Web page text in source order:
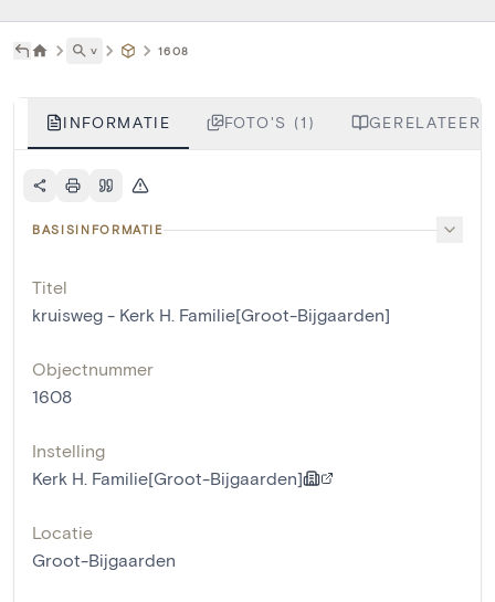
˅ 1608
INFORMATIE FOTO'S (1)
BASISINFORMATIE
Titel
kruisweg - Kerk H. Familie[Groot-Bijgaarden]
Objectnummer
1608
Instelling
Kerk H. Familie[Groot-Bijgaarden]
Locatie
Groot-Bijgaarden